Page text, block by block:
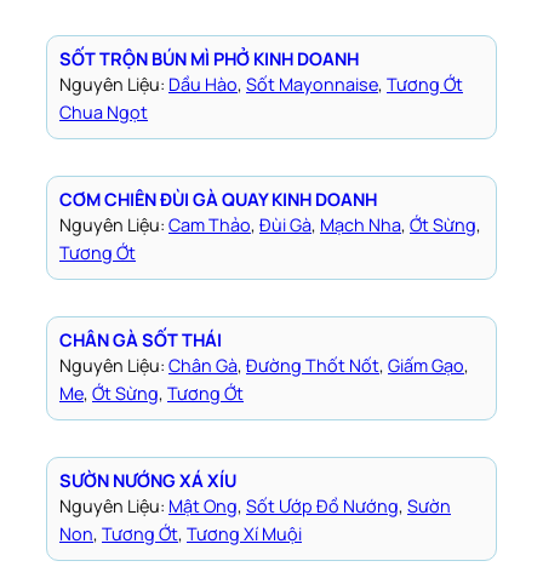
SỐT TRỘN BÚN MÌ PHỞ KINH DOANH
Nguyên Liệu: Dầu Hào, Sốt Mayonnaise, Tương Ớt
Chua Ngọt
CƠM CHIÊN ĐÙI GÀ QUAY KINH DOANH
Nguyên Liệu: Cam Thảo, Đùi Gà, Mạch Nha, Ớt Sừng
Tương Ớt
CHÂN GÀ SỐT THÁI
Nguyên Liệu: Chân Gà, Đường Thốt Nốt, Giấm Gạo
Me, Ớt Sừng, Tương Ớt
SƯỜN NƯỚNG XÁ XÍU
Nguyên Liệu: Mật Ong, Sốt Ướp Đồ Nướng, Sườn
Non, Tương Ớt, Tương Xí Muội